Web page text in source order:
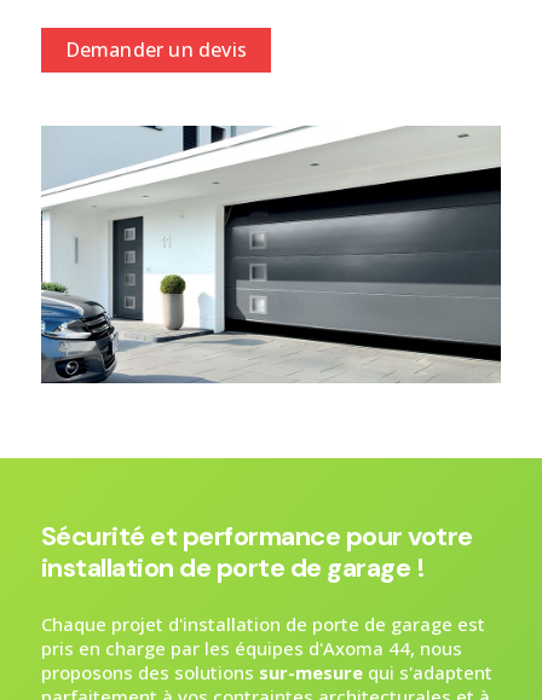
Demander un devis
Sécurité et performance pour votre
installation de porte de garage !
Chaque projet d'installation de porte de garage est
pris en charge par les équipes d'Axoma 44, nous
proposons des solutions sur-mesurequi s'adaptent